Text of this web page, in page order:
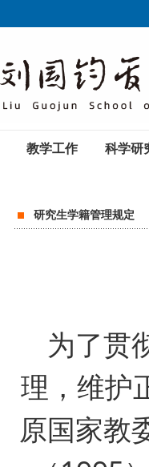
教学工作 科学研
研究生学籍管理规定
为了贯
理，维护
原国家教